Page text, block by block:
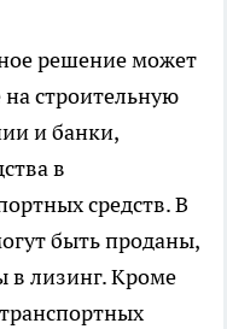
решение может
строительную
и банки,
в
средств. В
быть проданы,
в лизинг. Кроме